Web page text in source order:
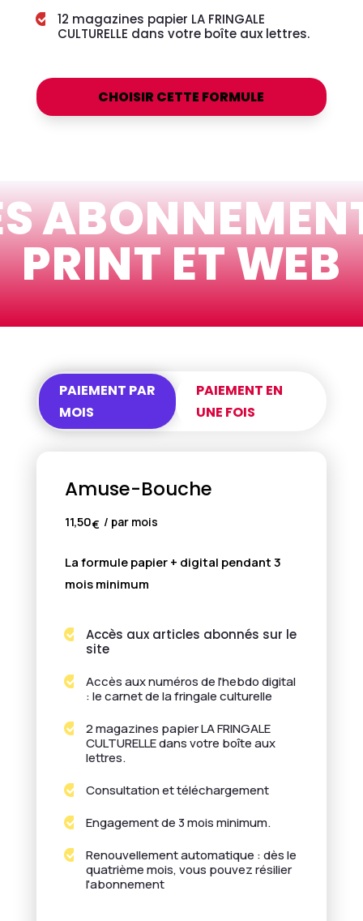

12 magazines papier LA FRINGALE
CULTURELLE dans votre boîte aux lettres.
CHOISIR CETTE FORMULE
PRINT ET WEB
PAIEMENT PAR
MOIS
PAIEMENT EN
UNE FOIS
Amuse-Bouche
11,50€ / par mois
La formule papier + digital pendant 3
mois minimum

Accès aux articles abonnés sur le
site

Accès aux numéros de l'hebdo digital
: le carnet de la fringale culturelle

2 magazines papier LA FRINGALE
CULTURELLE dans votre boîte aux
lettres.
 Consultation et téléchargement
 Engagement de 3 mois minimum.

Renouvellement automatique : dès le
quatrième mois, vous pouvez résilier
l'abonnement